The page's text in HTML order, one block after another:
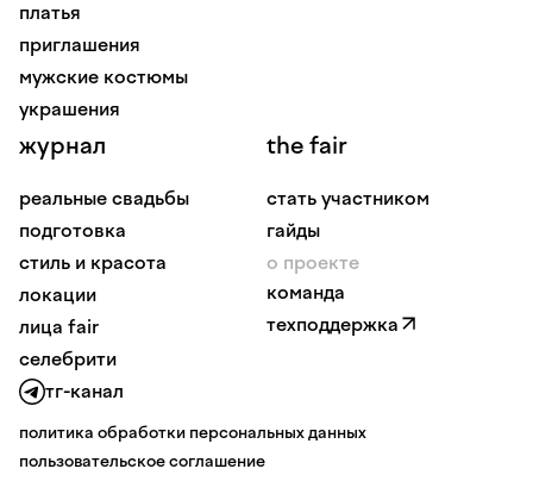
платья
приглашения
мужские костюмы
украшения
журнал
реальные свадьбы
подготовка
стиль и красота
локации
лица fair
селебрити
the fair
стать участником
гайды
о проекте
команда
техподдержка
тг-канал
политика обработки персональных данных
пользовательское соглашение